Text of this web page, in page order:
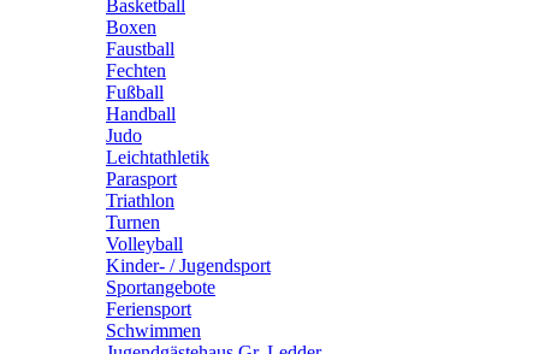
Basketball
Boxen
Faustball
Fechten
Fußball
Handball
Judo
Leichtathletik
Parasport
Triathlon
Turnen
Volleyball
Kinder- / Jugendsport
Sportangebote
Feriensport
Schwimmen